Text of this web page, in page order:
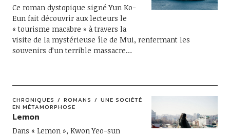
Ce roman dystopique signé Yun Ko-
Eun fait découvrir aux lecteurs le
« tourisme macabre » à travers la
visite de la mystérieuse île de Mui, renfermant les
souvenirs d’un terrible massacre…
CHRONIQUES ROMANS
UNE SOCIÉTÉ
EN MÉTAMORPHOSE
Lemon
Dans « Lemon », Kwon Yeo-sun